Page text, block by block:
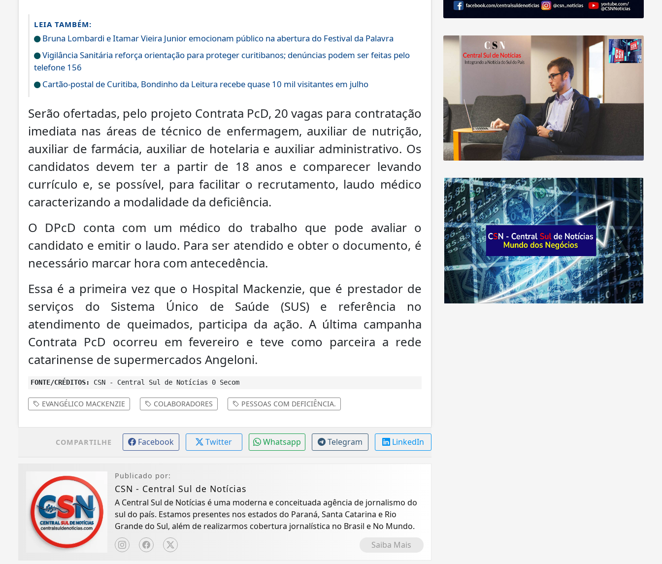
LEIA TAMBÉM:
Bruna Lombardi e Itamar Vieira Junior emocionam público na abertura do Festival da Palavra
Vigilância Sanitária reforça orientação para proteger curitibanos; denúncias podem ser feitas pelo
telefone 156
Cartão-postal de Curitiba, Bondinho da Leitura recebe quase 10 mil visitantes em julho
Serão ofertadas, pelo projeto Contrata PcD, 20 vagas para contratação
imediata nas áreas de técnico de enfermagem, auxiliar de nutrição,
auxiliar de farmácia, auxiliar de hotelaria e auxiliar administrativo. Os
candidatos devem ter a partir de 18 anos e comparecer levando
currículo e, se possível, para facilitar o recrutamento, laudo médico
caracterizando a modalidade da deficiência.
O DPcD conta com um médico do trabalho que pode avaliar o
candidato e emitir o laudo. Para ser atendido e obter o documento, é
necessário marcar hora com antecedência.
Essa é a primeira vez que o Hospital Mackenzie, que é prestador de
serviços do Sistema Único de Saúde (SUS) e referência no
atendimento de queimados, participa da ação. A última campanha
Contrata PcD ocorreu em fevereiro e teve como parceira a rede
catarinense de supermercados Angeloni.
FONTE/CRÉDITOS: CSN - Central Sul de Notícias 0 Secom
EVANGÉLICO MACKENZIE COLABORADORES PESSOAS COM DEFICIÊNCIA.
COMPARTILHE Facebook Twitter Whatsapp Telegram LinkedIn
Publicado por:
CSN - Central Sul de Notícias
A Central Sul de Notícias é uma moderna e conceituada agência de jornalismo do
sul do país. Estamos presentes nos estados do Paraná, Santa Catarina e Rio
Grande do Sul, além de realizarmos cobertura jornalística no Brasil e No Mundo.
Saiba Mais